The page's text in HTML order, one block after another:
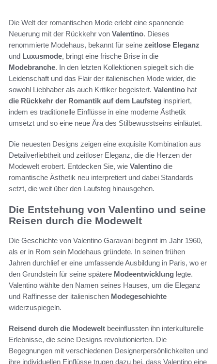
Die Welt der romantischen Mode erlebt eine spannende
Neuerung mit der Rückkehr von Valentino. Dieses
renommierte Modehaus, bekannt für seine zeitlose Eleganz
und Luxusmode, bringt eine frische Brise in die
Modebranche. In den letzten Kollektionen spiegelt sich die
Leidenschaft und das Flair der italienischen Mode wider, die
sowohl Liebhaber als auch Kritiker begeistert. Valentino hat
die Rückkehr der Romantik auf dem Laufsteg inspiriert,
indem es traditionelle Einflüsse in eine moderne Ästhetik
umsetzt und so eine neue Ära des Stilbewusstseins einläutet.
Die neuesten Designs zeigen eine exquisite Kombination aus
Detailverliebtheit und zeitloser Eleganz, die die Herzen der
Modewelt erobert. Entdecken Sie, wie Valentino die
romantische Ästhetik neu interpretiert und dabei Standards
setzt, die weit über den Laufsteg hinausgehen.
Die Entstehung von Valentino und seine
Reisen durch die Modewelt
Die Geschichte von Valentino Garavani beginnt im Jahr 1960,
als er in Rom sein Modehaus gründete. In seinen frühen
Jahren durchlief er eine umfassende Ausbildung in Paris, wo er
den Grundstein für seine spätere Modeentwicklung legte.
Valentino wählte den Namen seines Hauses, um die Eleganz
und Raffinesse der italienischen Modegeschichte
widerzuspiegeln.
Reisend durch die Modewelt beeinflussten ihn interkulturelle
Erlebnisse, die seine Designs revolutionierten. Die
Begegnungen mit verschiedenen Designerpersönlichkeiten und
ihre individuellen Einflüsse trugen dazu bei, dass Valentino eine